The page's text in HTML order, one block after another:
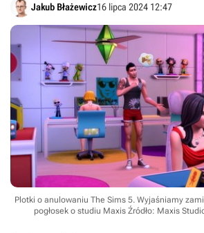
Jakub Błażewicz16 lipca 2024 12:47
Plotki o anulowaniu The Sims 5. Wyjaśniamy
pogłosek o studiu Maxis Źródło: Maxis